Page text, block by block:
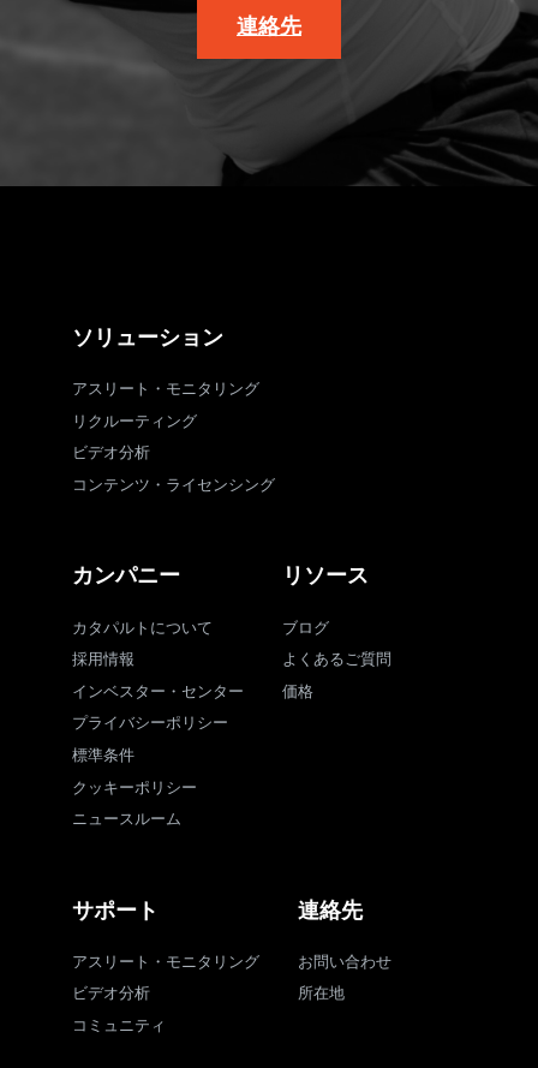
連絡先
ソリューション
アスリート・モニタリング
リクルーティング
ビデオ分析
コンテンツ・ライセンシング
カンパニー
カタパルトについて
採用情報
インベスター・センター
プライバシーポリシー
標準条件
クッキーポリシー
ニュースルーム
リソース
ブログ
よくあるご質問
価格
サポート
アスリート・モニタリング
ビデオ分析
コミュニティ
連絡先
お問い合わせ
所在地